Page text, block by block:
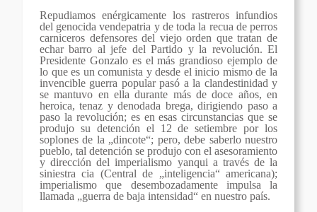
Repudiamos enérgicamente los rastreros infundios
del genocida vendepatria y de toda la recua de perros
carniceros defensores del viejo orden que tratan de
echar barro al jefe del Partido y la revolución. El
Presidente Gonzalo es el más grandioso ejemplo de
lo que es un comunista y desde el inicio mismo de la
invencible guerra popular pasó a la clandestinidad y
se mantuvo en ella durante más de doce años, en
heroica, tenaz y denodada brega, dirigiendo paso a
paso la revolución; es en esas circunstancias que se
produjo su detención el 12 de setiembre por los
soplones de la „dincote“; pero, debe saberlo nuestro
pueblo, tal detención se produjo con el asesoramiento
y dirección del imperialismo yanqui a través de la
siniestra cia (Central de „inteligencia“ americana);
imperialismo que desembozadamente impulsa la
llamada „guerra de baja intensidad“ en nuestro país.